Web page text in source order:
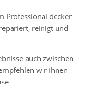
Professional decken
reinigt und
auch zwischen
wir Ihnen